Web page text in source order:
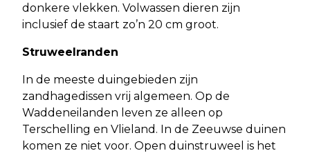
donkere vlekken. Volwassen dieren zijn
inclusief de staart zo’n 20 cm groot.
Struweelranden
In de meeste duingebieden zijn
zandhagedissen vrij algemeen. Op de
Waddeneilanden leven ze alleen op
Terschelling en Vlieland. In de Zeeuwse duinen
komen ze niet voor. Open duinstruweel is het